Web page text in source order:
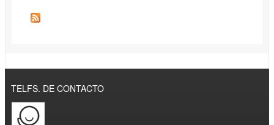
TELFS. DE CONTACTO